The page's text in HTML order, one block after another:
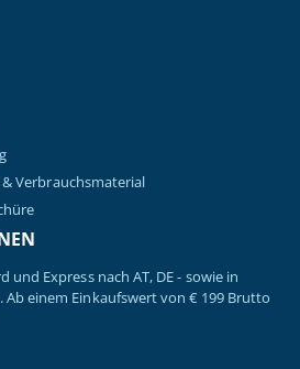
Verbrauchsmaterial
und Express nach AT, DE - sowie in
Ab einem Einkaufswert von € 199 Brutto